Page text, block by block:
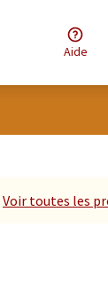
Aide
Voir toutes les